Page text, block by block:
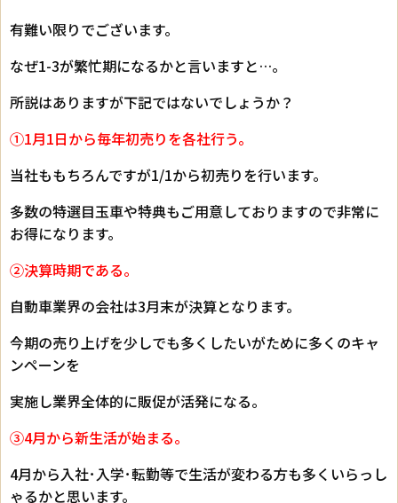
有難い限りでございます。
なぜ1-3が繁忙期になるかと言いますと…。
所説はありますが下記ではないでしょうか？
①1月1日から毎年初売りを各社行う。
当社ももちろんですが1/1から初売りを行います。
多数の特選目玉車や特典もご用意しておりますので非常に
お得になります。
②決算時期である。
自動車業界の会社は3月末が決算となります。
今期の売り上げを少しでも多くしたいがために多くのキャ
ンペーンを
実施し業界全体的に販促が活発になる。
③4月から新生活が始まる。
4月から入社･入学･転勤等で生活が変わる方も多くいらっし
ゃるかと思います。